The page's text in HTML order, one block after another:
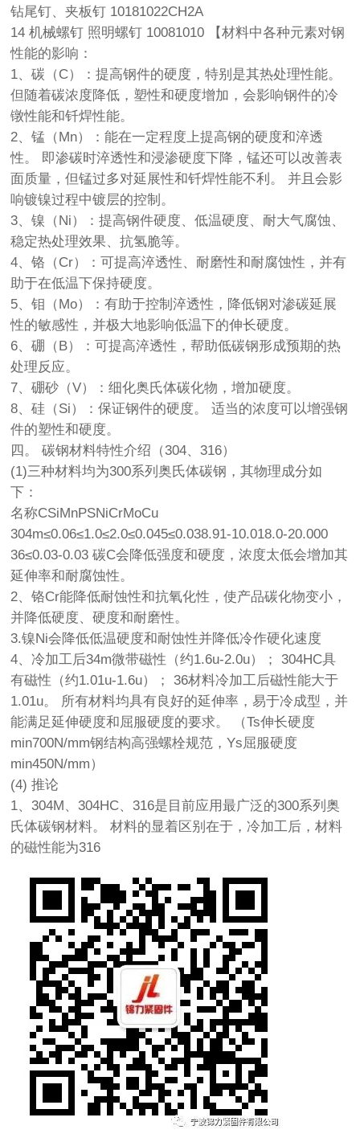
钻尾钉、夹板钉 10181022CH2A
14 机械螺钉 照明螺钉 10081010 【材料中各种元素对钢
性能的影响：
1、碳（C）：提高钢件的硬度，特别是其热处理性能。
但随着碳浓度降低，塑性和硬度增加，会影响钢件的冷
镦性能和钎焊性能。
2、锰（Mn）：能在一定程度上提高钢的硬度和淬透
性。 即渗碳时淬透性和浸渗硬度下降，锰还可以改善表
面质量，但锰过多对延展性和钎焊性能不利。 并且会影
响镀镍过程中镀层的控制。
3、镍（Ni）：提高钢件硬度、低温硬度、耐大气腐蚀、
稳定热处理效果、抗氢脆等。
4、铬（Cr）：可提高淬透性、耐磨性和耐腐蚀性，并有
助于在低温下保持硬度。
5、钼（Mo）：有助于控制淬透性，降低钢对渗碳延展
性的敏感性，并极大地影响低温下的伸长硬度。
6、硼（B）：可提高淬透性，帮助低碳钢形成预期的热
处理反应。
7、硼砂（V）：细化奥氏体碳化物，增加硬度。
8、硅（Si）：保证钢件的硬度。 适当的浓度可以增强钢
件的塑性和硬度。
四。 碳钢材料特性介绍（304、316）
(1)三种材料均为300系列奥氏体碳钢，其物理成分如
下：
名称CSiMnPSNiCrMoCu
304m≤0.06≤1.0≤2.0≤0.045≤0.038.91-10.018.0-20.000
36≤0.03-0.03 碳C会降低强度和硬度，浓度太低会增加其
延伸率和耐腐蚀性。
2、铬Cr能降低耐蚀性和抗氧化性，使产品碳化物变小，
并降低硬度、硬度和耐磨性。
3.镍Ni会降低低温硬度和耐蚀性并降低冷作硬化速度
4、冷加工后34m微带磁性（约1.6u-2.0u）； 304HC具
有磁性（约1.01u-1.6u）； 36材料冷加工后磁性能大于
1.01u。 所有材料均具有良好的延伸率，易于冷成型，并
能满足延伸硬度和屈服硬度的要求。 （Ts伸长硬度
min700N/mm钢结构高强螺栓规范 ，Ys屈服硬度
min450N/mm）
(4) 推论
1、304M、304HC、316是目前应用最广泛的300系列奥
氏体碳钢材料。 材料的显着区别在于，冷加工后，材料
的磁性能为316